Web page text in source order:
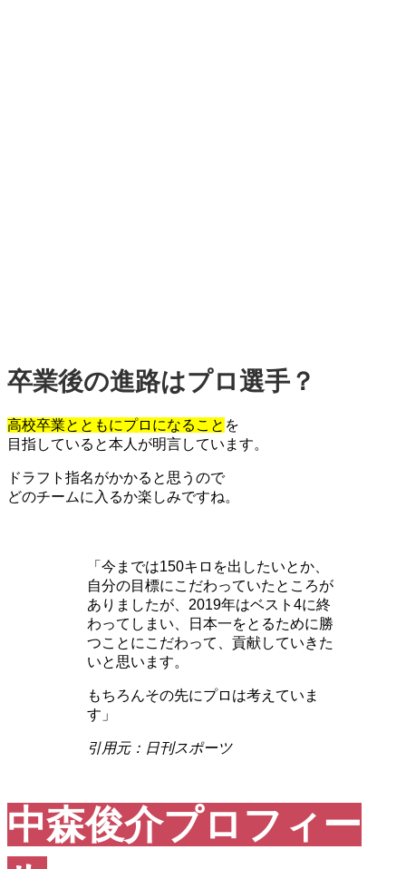
卒業後の進路はプロ選手？
高校卒業とともにプロになること を
目指していると本人が明言しています。
ドラフト指名がかかると思うので
どのチームに入るか楽しみですね。
「今までは150キロを出したいとか、
自分の目標にこだわっていたところが
ありましたが、2019年はベスト4に終
わってしまい、日本一をとるために勝
つことにこだわって、貢献していきた
いと思います。
もちろんその先にプロは考えていま
す」
引用元：日刊スポーツ
中森俊介プロフィー